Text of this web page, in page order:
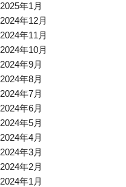
2025年1月
2024年12月
2024年11月
2024年10月
2024年9月
2024年8月
2024年7月
2024年6月
2024年5月
2024年4月
2024年3月
2024年2月
2024年1月